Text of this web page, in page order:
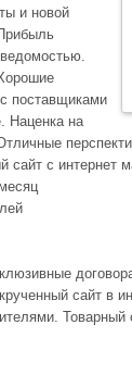
и новой
поставщиками
Наценка на
сайт с интернет
сайт в